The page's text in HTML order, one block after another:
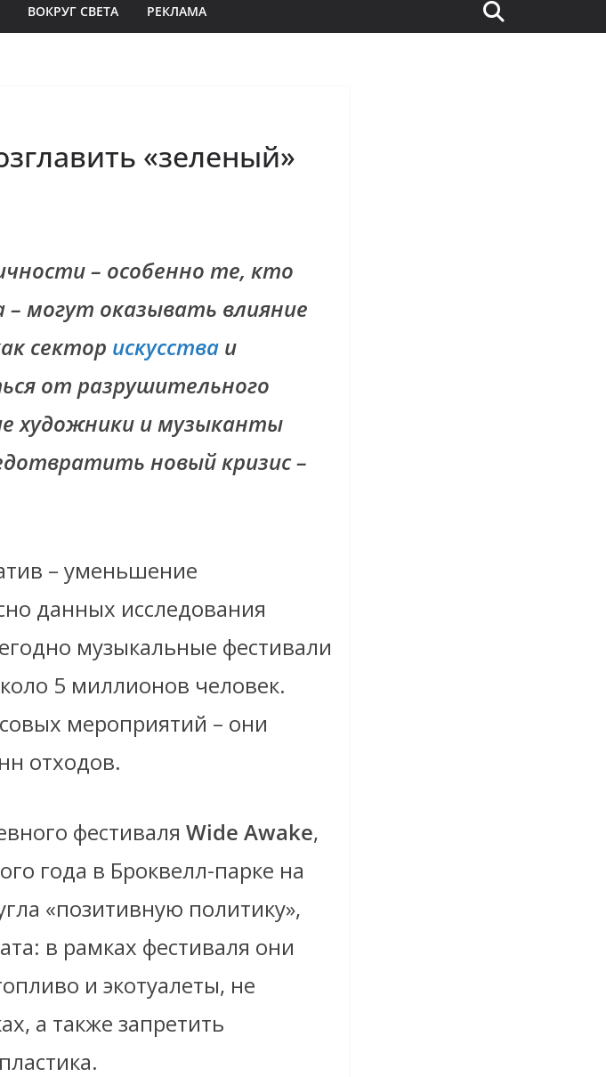
ВОКРУГ СВЕТА РЕКЛАМА
«зеленый»
– особенно те, кто
– могут оказывать влияние
сектор искусства и
от разрушительного
художники и музыканты
новый кризис –
– уменьшение
данных исследования
музыкальные фестивали
5 миллионов человек.
мероприятий – они
отходов.
фестиваля Wide Awake,
года в Броквелл-парке на
«позитивную политику»,
в рамках фестиваля они
и экотуалеты, не
а также запретить